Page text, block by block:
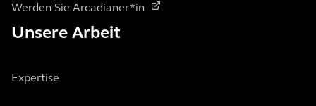
Werden Sie Arcadianer*in
Unsere Arbeit
Expertise